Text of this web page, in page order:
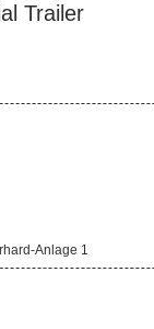
Trailer
Anlage 1